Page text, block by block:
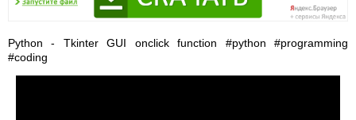
Python - Tkinter GUI onclick function #python #programming
#coding